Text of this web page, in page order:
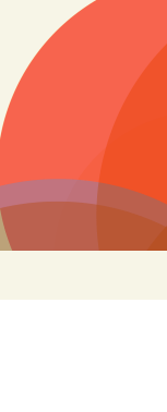
要
內
容